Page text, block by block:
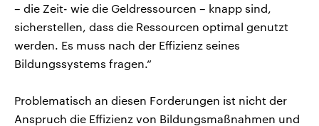
– die Zeit- wie die Geldressourcen – knapp sind,
sicherstellen, dass die Ressourcen optimal genutzt
werden. Es muss nach der Effizienz seines
Bildungssystems fragen.“
Problematisch an diesen Forderungen ist nicht der
Anspruch die Effizienz von Bildungsmaßnahmen und